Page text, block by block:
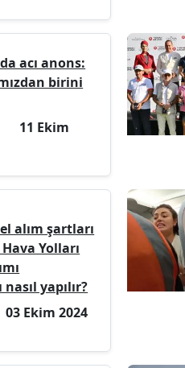
acı anons:
birini
11 Ekim
alım şartları
Yolları
yapılır?
03 Ekim 2024